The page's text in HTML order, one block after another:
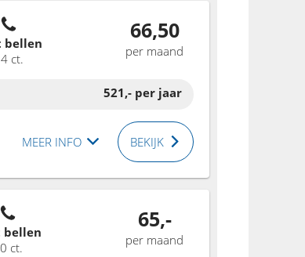
bellen
ct.
66,50
per maand
521,- per jaar
MEER INFO BEKIJK
bellen
ct.
65,-
per maand